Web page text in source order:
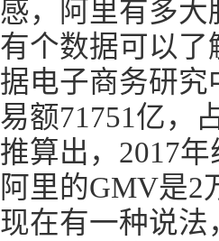
感，阿里有多大
有个数据可以了
据电子商务研究
易额71751亿，
推算出，2017
阿里的GMV是2
现在有一种说